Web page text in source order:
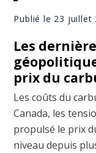
Publié le 23 juillet
Les
prix du
Les coûts du
Canada, les
propulsé le prix
niveau depuis